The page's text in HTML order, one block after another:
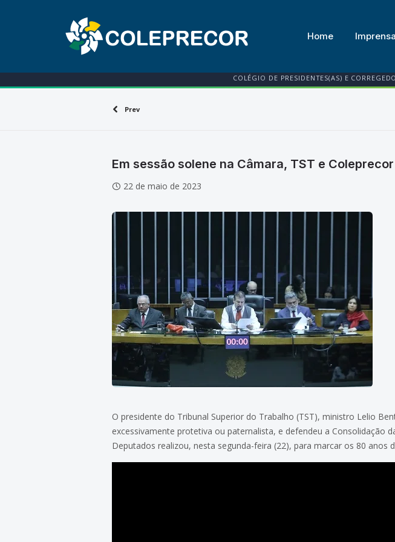
Home Imprensa
COLÉGIO DE PRESIDENTES(AS) E
Prev
Em sessão solene na Câmara, TST e
22 de maio de 2023
O presidente do Tribunal Superior do Trabalho (TST), ministro Lelio
excessivamente protetiva ou paternalista, e defendeu a Consolidação
Deputados realizou, nesta segunda-feira (22), para marcar os 80 anos